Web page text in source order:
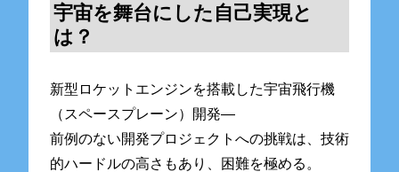
宇宙を舞台にした自己実現と
は？
新型ロケットエンジンを搭載した宇宙飛行機
（スペースプレーン）開発―
前例のない開発プロジェクトへの挑戦は、技術
的ハードルの高さもあり、困難を極める。